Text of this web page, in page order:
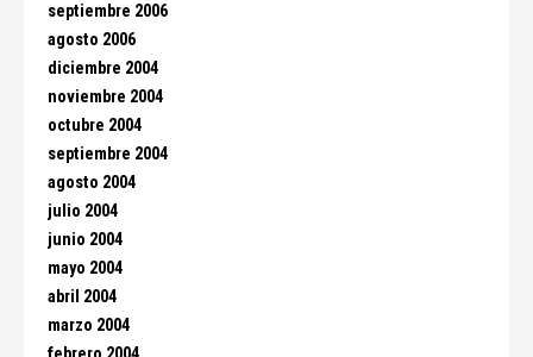
septiembre 2006
agosto 2006
diciembre 2004
noviembre 2004
octubre 2004
septiembre 2004
agosto 2004
julio 2004
junio 2004
mayo 2004
abril 2004
marzo 2004